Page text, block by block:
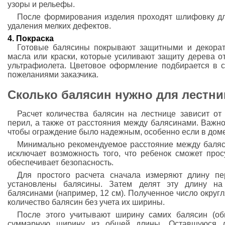
узоры и рельефы.
После формирования изделия проходят шлифовку
удаления мелких дефектов.
4. Покраска
Готовые балясины покрывают защитными и
масла или краски, которые усиливают защиту дерева
ультрафиолета. Цветовое оформление подбирается в
пожеланиями заказчика.
Сколько балясин нужно для
Расчет количества балясин на лестнице зависит
перил, а также от расстояния между балясинами.
чтобы ограждение было надежным, особенно если в
Минимально рекомендуемое расстояние между
исключает возможность того, что ребенок сможет
обеспечивает безопасность.
Для простого расчета сначала измеряют длину
установлены балясины. Затем делят эту длину
балясинами (например, 12 см). Полученное число
количество балясин без учета их ширины.
После этого учитывают ширину самих балясин